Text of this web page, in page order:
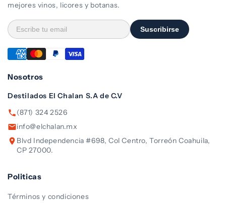
mejores vinos, licores y botanas.
Suscribirse
Nosotros
Destilados El Chalan S.A de C.V
(871) 324 2526
info@elchalan.mx
Blvd Independencia #698, Col Centro, Torreón Coahuila,
CP 27000.
Politicas
Términos y condiciones